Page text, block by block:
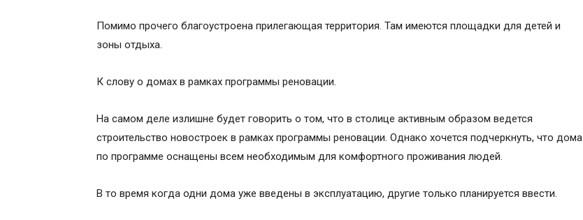
Помимо прочего благоустроена прилегающая территория. Там имеются площадки для детей и
зоны отдыха.
К слову о домах в рамках программы реновации.
На самом деле излишне будет говорить о том, что в столице активным образом ведется
строительство новостроек в рамках программы реновации. Однако хочется подчеркнуть, что дома
по программе оснащены всем необходимым для комфортного проживания людей.
В то время когда одни дома уже введены в эксплуатацию, другие только планируется ввести.